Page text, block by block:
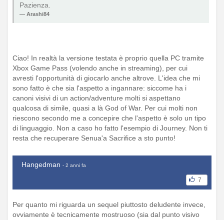
Pazienza.
Arashi84
Ciao! In realtà la versione testata è proprio quella PC tramite
Xbox Game Pass (volendo anche in streaming), per cui
avresti l'opportunità di giocarlo anche altrove. L'idea che mi
sono fatto è che sia l'aspetto a ingannare: siccome ha i
canoni visivi di un action/adventure molti si aspettano
qualcosa di simile, quasi a là God of War. Per cui molti non
riescono secondo me a concepire che l'aspetto è solo un tipo
di linguaggio. Non a caso ho fatto l'esempio di Journey. Non ti
resta che recuperare Senua'a Sacrifice a sto punto!
Hangedman - 2 anni fa
7
Per quanto mi riguarda un sequel piuttosto deludente invece,
ovviamente è tecnicamente mostruoso (sia dal punto visivo